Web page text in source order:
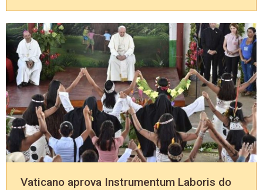
Vaticano aprova Instrumentum Laboris do